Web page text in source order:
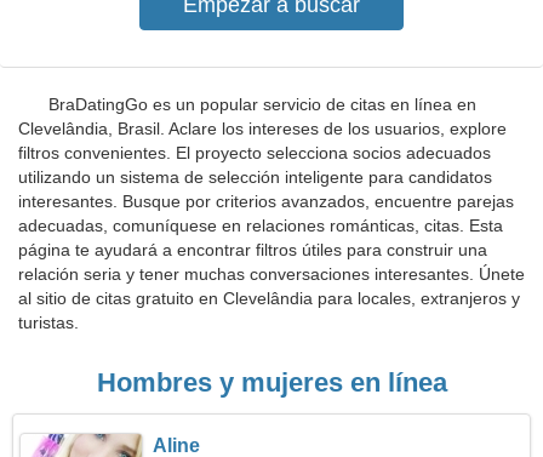
BraDatingGo es un popular servicio de citas en línea en
Clevelândia, Brasil. Aclare los intereses de los usuarios, explore
filtros convenientes. El proyecto selecciona socios adecuados
utilizando un sistema de selección inteligente para candidatos
interesantes. Busque por criterios avanzados, encuentre parejas
adecuadas, comuníquese en relaciones románticas, citas. Esta
página te ayudará a encontrar filtros útiles para construir una
relación seria y tener muchas conversaciones interesantes. Únete
al sitio de citas gratuito en Clevelândia para locales, extranjeros y
turistas.
Hombres y mujeres en línea
Aline